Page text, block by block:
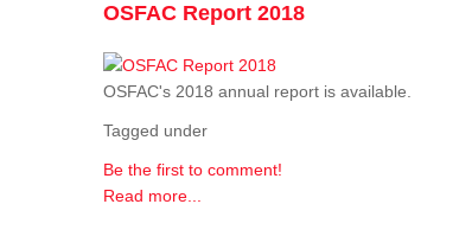
OSFAC Report 2018
OSFAC's 2018 annual report is available.
Tagged under
Be the first to comment!
Read more...